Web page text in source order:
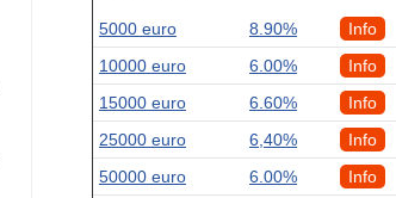
5000 euro
8.90%
Info
10000 euro
6.00%
Info
15000 euro
6.60%
Info
25000 euro
6,40%
Info
50000 euro
6.00%
Info